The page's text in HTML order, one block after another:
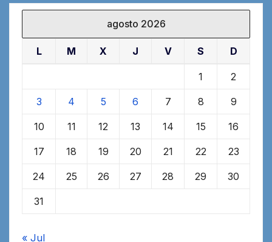
agosto 2026
L M X J V S D
1 2
3 4 5 6 7 8 9
10 11 12 13 14 15 16
17 18 19 20 21 22 23
24 25 26 27 28 29 30
31
« Jul